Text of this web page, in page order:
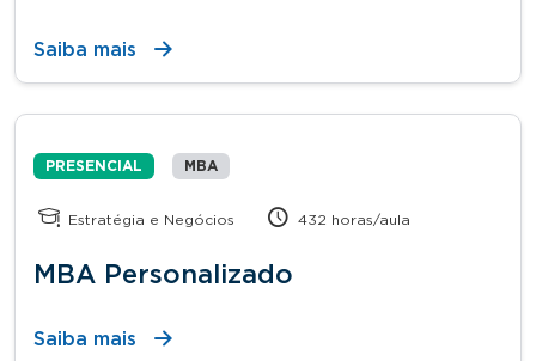
Saiba mais
PRESENCIAL MBA
Estratégia e Negócios 432 horas/aula
MBA Personalizado
Saiba mais